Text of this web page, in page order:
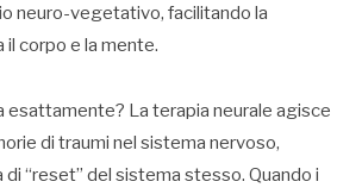
neuro-vegetativo, facilitando la
il corpo e la mente.
esattamente? La terapia neurale agisce
di traumi nel sistema nervoso,
“reset” del sistema stesso. Quando i